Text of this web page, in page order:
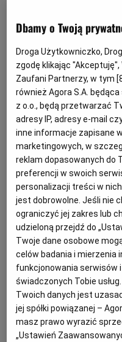
do art. 91 ust. 2a
2004 r. Prawo
umożliwia
jako jedynego
zamówienia -
przedmiot
dostępny oraz ma
jakościowe.
Cena nie jest
wyborze oferty
Wprowadzona przez
91 ust. 2austawy PZP
drastycznym
zastosowania przez
jedynego kryterium
Wprowadzając nowe
Dbamy o Twoją
Droga Użytkowniczko,
zgodę klikając
Zaufani Partnerzy, w tym [
również Agora S.A.
z o.o., będą przetwarzać
adresy IP, adresy e-mail
inne informacje zapisane
marketingowych, w
reklam dopasowanych do
preferencji w swoich
personalizacji treści w
jest dobrowolne. Jeśli nie
ograniczyć jej zakres lub
udzieloną przejdź do
Twoje dane osobowe
celów badania i
funkcjonowania serwisów
świadczonych Tobie
Twoich danych jest
jej spółki powiązanej –
masz prawo wyrazić
„Ustawień